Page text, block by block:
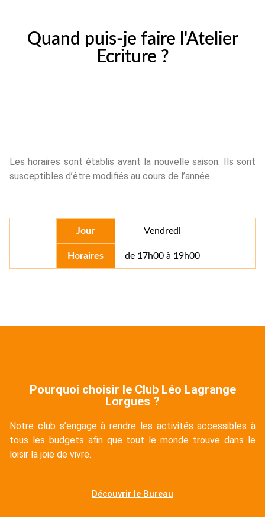
Quand puis-je faire l'Atelier
Ecriture ?
Les horaires sont établis avant la nouvelle saison. Ils sont
susceptibles d’être modifiés au cours de l’année
Jour
Horaires
Vendredi
de 17h00 à 19h00
Pourquoi choisir le Club Léo Lagrange
Lorgues ?
Notre club s’engage à rendre les activités accessibles à
tous les budgets afin que tout le monde trouve dans le
loisir la joie de vivre.
Découvrir le Bureau